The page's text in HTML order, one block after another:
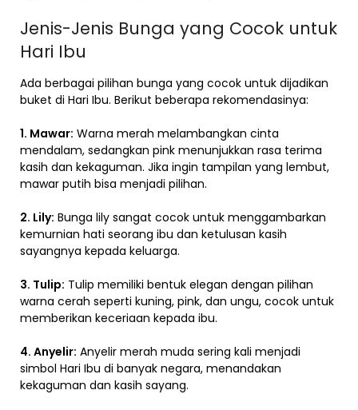
Jenis-Jenis Bunga yang Cocok untuk
Hari Ibu
Ada berbagai pilihan bunga yang cocok untuk dijadikan
buket di Hari Ibu. Berikut beberapa rekomendasinya:
1. Mawar: Warna merah melambangkan cinta
mendalam, sedangkan pink menunjukkan rasa terima
kasih dan kekaguman. Jika ingin tampilan yang lembut,
mawar putih bisa menjadi pilihan.
2. Lily: Bunga lily sangat cocok untuk menggambarkan
kemurnian hati seorang ibu dan ketulusan kasih
sayangnya kepada keluarga.
3. Tulip: Tulip memiliki bentuk elegan dengan pilihan
warna cerah seperti kuning, pink, dan ungu, cocok untuk
memberikan keceriaan kepada ibu.
4. Anyelir: Anyelir merah muda sering kali menjadi
simbol Hari Ibu di banyak negara, menandakan
kekaguman dan kasih sayang.